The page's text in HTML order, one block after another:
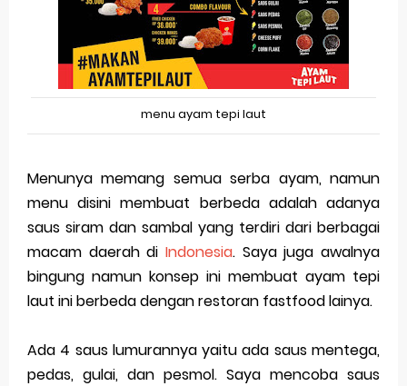
menu ayam tepi laut
Menunya memang semua serba ayam, namun
menu disini membuat berbeda adalah adanya
saus siram dan sambal yang terdiri dari berbagai
macam daerah di Indonesia. Saya juga awalnya
bingung namun konsep ini membuat ayam tepi
laut ini berbeda dengan restoran fastfood lainya.
Ada 4 saus lumurannya yaitu ada saus mentega,
pedas, gulai, dan pesmol. Saya mencoba saus